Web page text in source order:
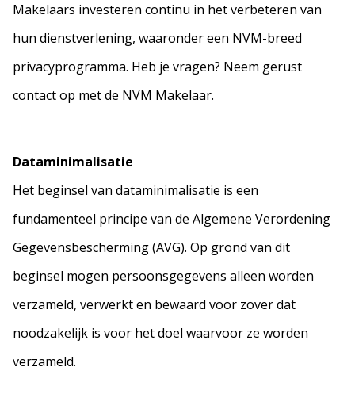
Makelaars investeren continu in het verbeteren van
hun dienstverlening, waaronder een NVM-breed
privacyprogramma. Heb je vragen? Neem gerust
contact op met de NVM Makelaar.
Dataminimalisatie
Het beginsel van dataminimalisatie is een
fundamenteel principe van de Algemene Verordening
Gegevensbescherming (AVG). Op grond van dit
beginsel mogen persoonsgegevens alleen worden
verzameld, verwerkt en bewaard voor zover dat
noodzakelijk is voor het doel waarvoor ze worden
verzameld.